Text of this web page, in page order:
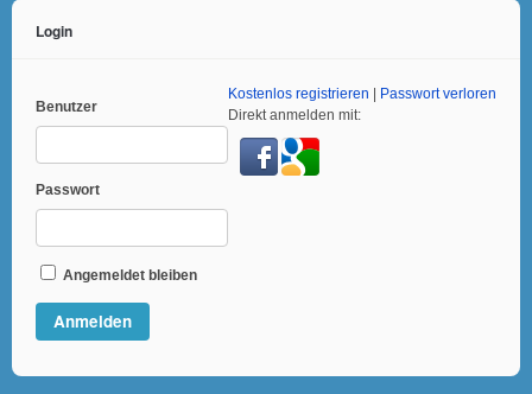
Login
Benutzer
Passwort
Angemeldet bleiben
Kostenlos registrieren | Passwort verloren
Direkt anmelden mit: